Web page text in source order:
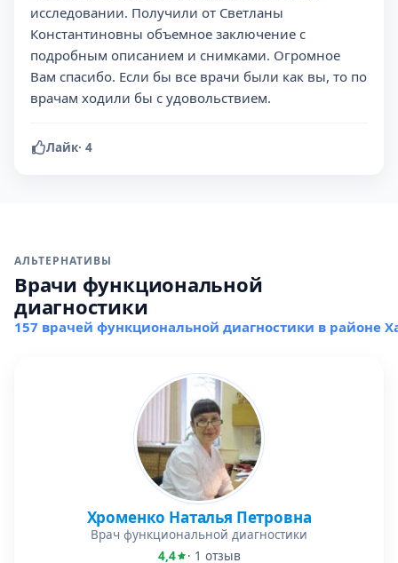
исследовании. Получили от Светланы
Константиновны объемное заключение с
подробным описанием и снимками. Огромное
Вам спасибо. Если бы все врачи были как вы, то по
врачам ходили бы с удовольствием.
Лайк· 4
АЛЬТЕРНАТИВЫ
Врачи функциональной
диагностики
157 врачей функциональной диагностики в районе
Хроменко Наталья Петровна
Врач функциональной диагностики
4,4
· 1 отзыв